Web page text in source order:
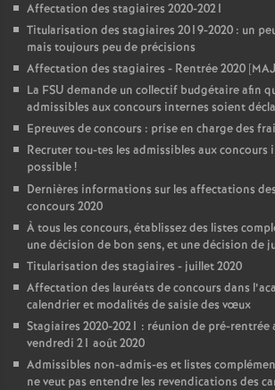
Affectation des stagiaires 2020-2021
Titularisation des stagiaires 2019-2020 : un
mais toujours peu de précisions
Affectation des stagiaires - Rentrée 2020
La FSU demande un collectif budgétaire afin
admissibles aux concours internes soient
Epreuves de concours : prise en charge des
Recruter tou-tes les admissibles aux concours
possible!
Dernières informations sur les affectations
concours 2020
À tous les concours, établissez des listes
une décision de bon sens, et une décision de
Titularisation des stagiaires - juillet 2020
Affectation des lauréats de concours dans
calendrier et modalités de saisie des vœux
Stagiaires 2020-2021 : réunion de pré-rentrée
vendredi 21 août 2020
Admissibles non-admis-es et listes
ne veut pas entendre les revendications des